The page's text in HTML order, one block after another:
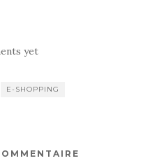
yet
E-SHOPPING